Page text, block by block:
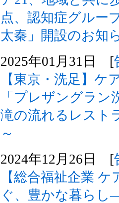
点、認知症グルー
太秦」開設のお知
2025年01月31日 [
【東京・洗足】ケ
「プレザングラン
滝の流れるレスト
～
2024年12月26日 [
【総合福祉企業
ぐ、豊かな暮ら